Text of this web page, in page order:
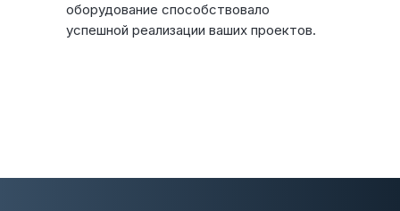
оборудование способствовало
успешной реализации ваших проектов.
Бесплатный расчёт